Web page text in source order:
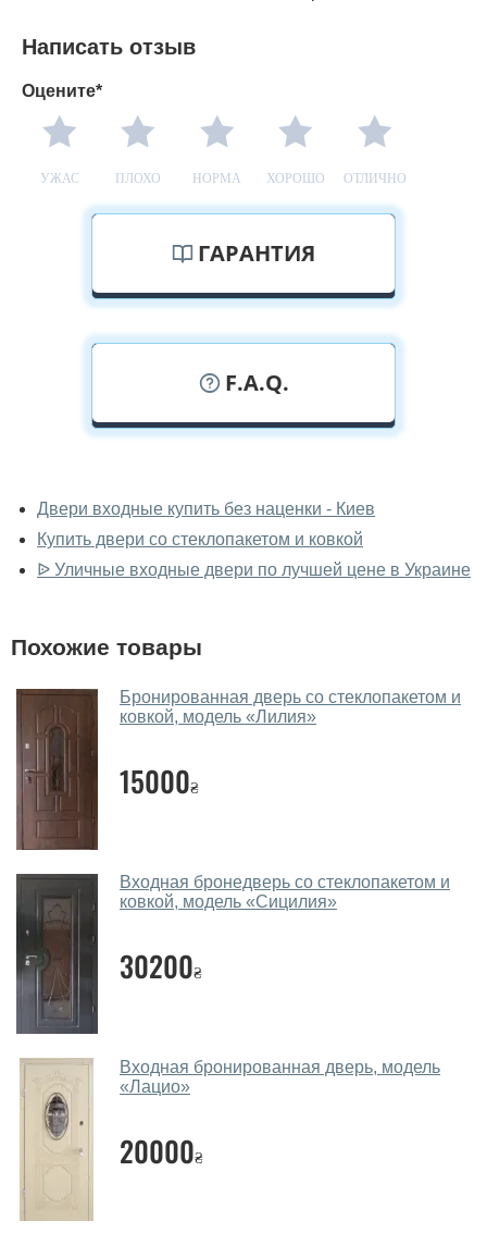
Написать отзыв
Оцените*
УЖАС ПЛОХО НОРМА ХОРОШО ОТЛИЧНО
ГАРАНТИЯ
F.A.Q.
двери вживую?
Да, можно посмотреть уличные двери в нашем
фирменном салоне-магазине.
Да, у нас большой выбор межкомнатных и входных
Помогаете ли вы выбрать уличные
Да. Мы консультируем покупателей
через мессенджеры, онлайн чат или непосредственно
в нашем салоне-магазине.
Какие уличные двери посоветуете?
Наши рекомендации зависят от необходимых
параметров, Вашего бюджета и других факторов.
Подбор уличных дверей ведется индивидуально для
каждого посетителя.
Да, делаем. Наши специалисты могут произвести
замер и консультацию на выезде. Каждый сотрудник
имеет с собой каталоги цветов и узоров. После
замера и консультации Вы можете оформить заявку
не посещая наш офис.
Двери входные купить без наценки - Киев
Купить двери со стеклопакетом и ковкой
ᐉ Уличные входные двери по лучшей цене в Украине
Похожие товары
Бронированная дверь со стеклопакетом и
ковкой, модель «Лилия»
15000₴
Входная бронедверь со стеклопакетом и
ковкой, модель «Сицилия»
30200₴
Входная бронированная дверь, модель
«Лацио»
20000₴